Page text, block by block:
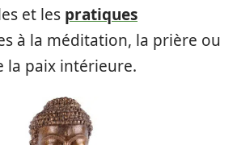
et les pratiques
à la méditation, la prière ou
la paix intérieure.